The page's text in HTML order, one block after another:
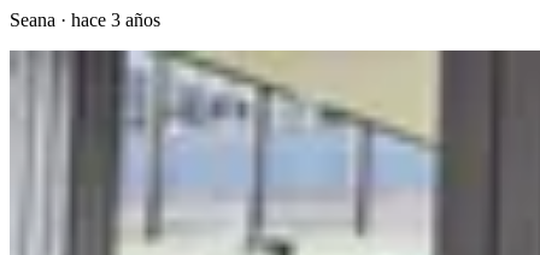
Seana · hace 3 años